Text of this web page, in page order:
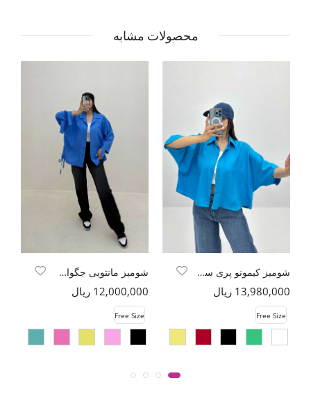
محصولات مشابه
شومیز کیمونو پری سیلک کد 6175
13,980,000 ریال
Free Size
شومیز مانتویی جگوار پاپیون
12,000,000 ریال
Free Size